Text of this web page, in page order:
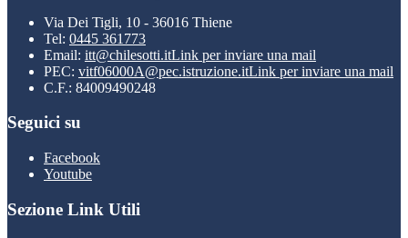
Via Dei Tigli, 10 - 36016 Thiene
Tel: 0445 361773
Email: itt@chilesotti.itLink per inviare una mail
PEC: vitf06000A@pec.istruzione.itLink per inviare una mail
C.F.: 84009490248
Seguici su
Facebook
Youtube
Sezione Link Utili